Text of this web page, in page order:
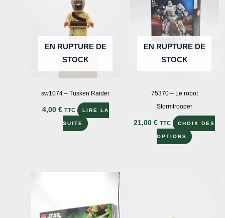
EN RUPTURE DE
STOCK
sw1074 – Tusken Raider
4,00 € TTC LIRE LA
SUITE
EN RUPTURE DE
STOCK
75370 – Le robot
Stormtrooper
21,00€ TTC CHOIX DES
OPTIONS
Ce